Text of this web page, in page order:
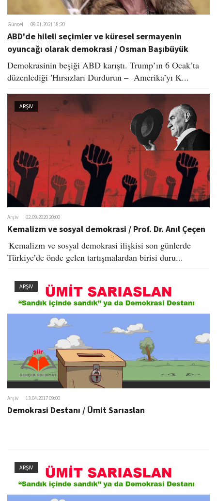
Güncel 09.01.2021 18:20
ABD'de hileli seçimler ve küresel sermayenin
oyuncağı olarak demokrasi / Osman Başıbüyük
Demokrasinin beşiği ABD karıştı. Trump’ın 6 Ocak’ta
düzenlediği 'Hırsızları Durdurun – Amerika’yı K...
ARŞIV
Arşiv 02.09.2020 20:00
Kemalizm ve sosyal demokrasi / Prof. Dr. Anıl Çeçen
'Kemalizm ve sosyal demokrasi ilişkisi son günlerde
Türkiye’de önde gelen tartışmalardan birisi duru...
ARŞIV
Arşiv 13.04.2017 09:00
Demokrasi Destanı / Ümit Sarıaslan
ARŞIV